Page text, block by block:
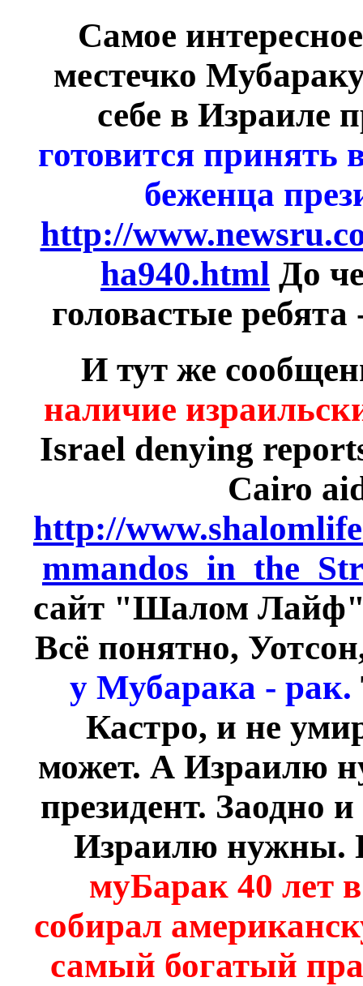
Самое
местечко
себе в Израиле
готовится принять
беженца
http://
ha940.html До
головастые ребята
И тут же
наличие
Israel denying
Cairo
http://
сайт "Шалом
Всё понятно,
у Мубарака - рак.
Кастро, и не
может. А Израилю
президент. Заодно
Израилю нужны.
муБарак 40 лет
собирал
самый богатый